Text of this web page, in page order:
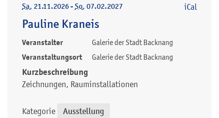
Sa, 21.11.2026-So, 07.02.2027
Pauline Kraneis
Veranstalter Galerie der Stadt Backnang
Veranstaltungsort Galerie der Stadt Backnang
Kurzbeschreibung
Zeichnungen, Rauminstallationen
Kategorie Ausstellung
iCal